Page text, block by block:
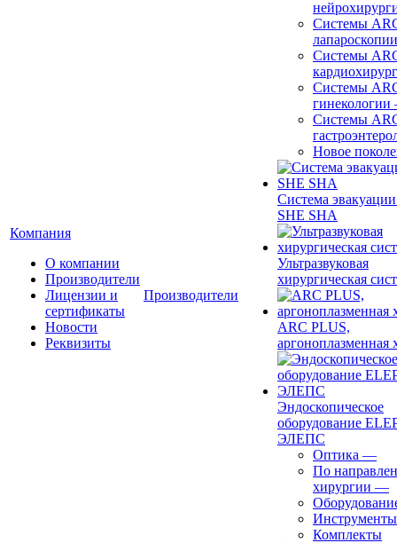
Компания
О компании
Производители
Лицензии и
сертификаты
Новости
Реквизиты
Производители
Системы
лапароскопии
Системы
Системы
гинекологии
Системы
Новое
Система
SHE SHA
Ультразвуковая
хирургическая
ARC PLUS,
аргоноплазменная
Эндоскопическое
оборудование
ЭЛЕПС
Оптика —
По
хирургии —
Инструменты
Комплекты